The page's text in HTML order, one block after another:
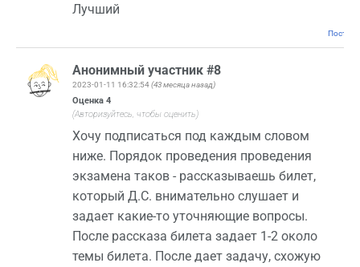
Лучший
Анонимный участник #8
2023-01-11 16:32:54(43 месяца назад)
Оценка 4
(Авторизуйтесь, чтобы оценить)
Хочу подписаться под каждым словом
ниже. Порядок проведения проведения
экзамена таков - рассказываешь билет,
который Д.С. внимательно слушает и
задает какие-то уточняющие вопросы.
После рассказа билета задает 1-2 около
темы билета. После дает задачу, схожую